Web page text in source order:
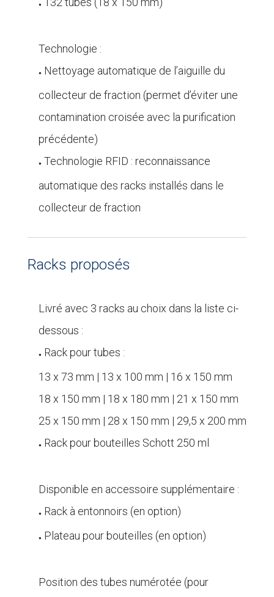
●
Technologie :
●
Nettoyage automatique de l’aiguille du
collecteur de fraction (permet d’éviter une
contamination croisée avec la purification
précédente)
● Technologie RFID : reconnaissance
automatique des racks installés dans le
collecteur de fraction
Racks proposés
Livré avec 3 racks au choix dans la liste ci-
dessous :
●
Rack pour tubes :
13 x 73 mm | 13 x 100 mm | 16 x 150 mm
18 x 150 mm | 18 x 180 mm | 21 x 150 mm
25 x 150 mm | 28 x 150 mm | 29,5 x 200 mm
●
Rack pour bouteilles Schott 250 ml
Disponible en accessoire supplémentaire :
● Rack à entonnoirs (en option)
●
Plateau pour bouteilles (en option)
Position des tubes numérotée (pour